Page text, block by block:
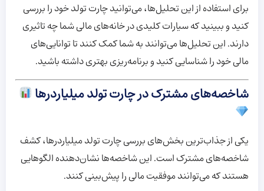
برای استفاده از این تحلیل‌ها، می‌توانید چارت تولد خود را بررسی
کنید و ببینید که سیارات کلیدی در خانه‌های مالی شما چه تاثیری
دارند. این تحلیل‌ها می‌توانند به شما کمک کنند تا توانایی‌های
مالی خود را شناسایی کنید و برنامه‌ریزی بهتری داشته باشید.
شاخصه‌های مشترک در چارت تولد میلیاردرها
یکی از جذاب‌ترین بخش‌های بررسی چارت تولد میلیاردرها، کشف
شاخصه‌های مشترک است. این شاخصه‌ها نشان‌دهنده الگوهایی
هستند که می‌توانند موفقیت مالی را پیش‌بینی کنند.